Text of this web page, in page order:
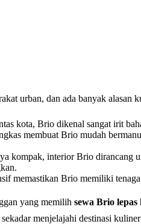
urban, dan ada banyak
kota, Brio dikenal sangat irit
membuat Brio mudah
kompak, interior Brio dirancang
memastikan Brio memiliki
yang memilih sewa Brio
menjelajahi destinasi